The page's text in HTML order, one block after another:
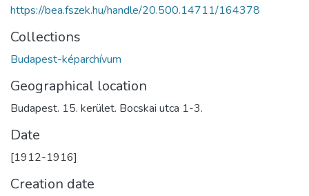
https://bea.fszek.hu/handle/20.500.14711/164378
Collections
Budapest-képarchívum
Geographical location
Budapest. 15. kerület. Bocskai utca 1-3.
Date
[1912-1916]
Creation date